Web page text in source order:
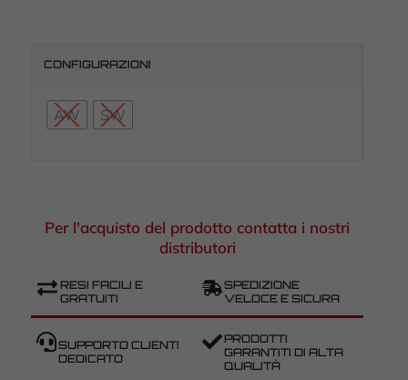
CONFIGURAZIONI
AW SW
Per l'acquisto del prodotto contatta i nostri
distributori
RESI FACILI E
GRATUITI
SPEDIZIONE
VELOCE E SICURA
SUPPORTO CLIENTI
DEDICATO
PRODOTTI
GARANTITI DI ALTA
QUALITÀ